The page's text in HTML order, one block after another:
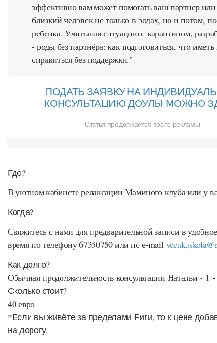
эффективно вам может помогать ваш партнер или
близкий человек не только в родах, но и потом,
ребенка. Учитывая ситуацию с карантином,
- роды без партнёра: как подготовиться, что
справиться без поддержки."
ПОДАТЬ ЗАЯВКУ НА
КОНСУЛЬТАЦИЮ ДОУЛЫ МОЖНО
Статья продолжается после рекламы
Где?
В уютном кабинете релаксации Маминого клуба или у
Когда?
Свяжитесь с нами для предварительной записи в
время по телефону 67350750 или по е-mail
Как долго?
Обычная продолжительность консультации Натальи - 1
Сколько стоит?
40 евро
*Если вы живёте за пределами Риги, то к цене
на дорогу.